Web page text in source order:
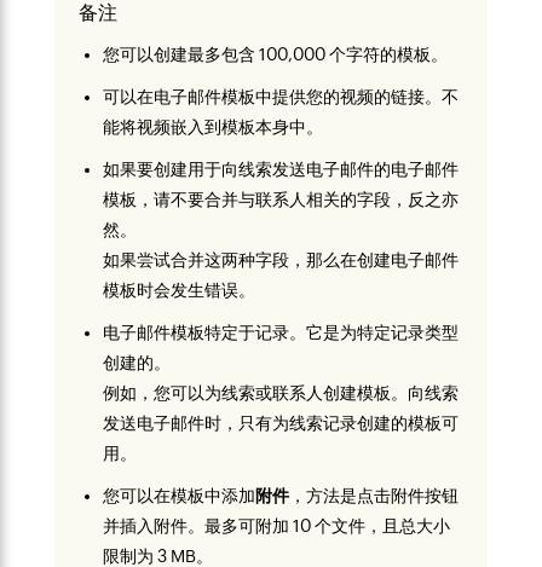
备注
您可以创建最多包含 100,000 个字符的模板。
可以在电子邮件模板中提供您的视频的链接。不
能将视频嵌入到模板本身中。
如果要创建用于向线索发送电子邮件的电子邮件
模板，请不要合并与联系人相关的字段，反之亦
然。
如果尝试合并这两种字段，那么在创建电子邮件
模板时会发生错误。
电子邮件模板特定于记录。它是为特定记录类型
创建的。
例如，您可以为线索或联系人创建模板。向线索
发送电子邮件时，只有为线索记录创建的模板可
用。
您可以在模板中添加附件，方法是点击附件按钮
并插入附件。最多可附加 10 个文件，且总大小
限制为 3 MB。